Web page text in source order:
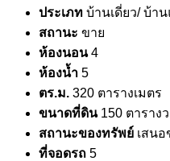
ประเภท บ้านเดี่ยว/ บ้า
สถานะ ขาย
ห้องนอน 4
ห้องน้ำ 5
ตร.ม. 320 ตารางเมตร
ขนาดที่ดิน 150 ตาราง
สถานะของทรัพย์ เสน
ที่จอดรถ 5